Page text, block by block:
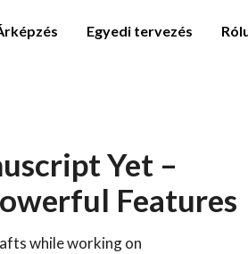
Egyedi tervezés
Yet –
Features
while working on